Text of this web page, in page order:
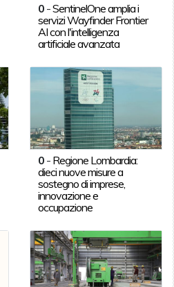
0 -SentinelOne amplia i
servizi Wayfinder Frontier
AI con l'intelligenza
artificiale avanzata
0 - Regione Lombardia:
dieci nuove misure a
sostegno di imprese,
innovazione e
occupazione